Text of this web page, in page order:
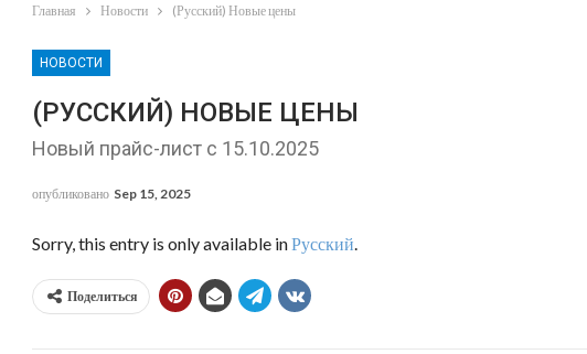
Главная Новости (Русский) Новые цены
НОВОСТИ
(РУССКИЙ) НОВЫЕ ЦЕНЫ
Новый прайс-лист с 15.10.2025
опубликовано Sep 15, 2025
Sorry, this entry is only available inРусский
Поделиться